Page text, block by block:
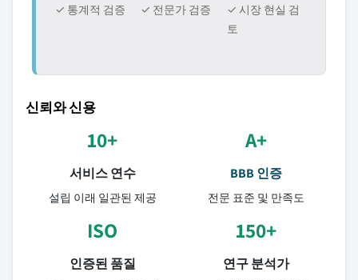
✓ 통계적 검증
✓ 전문가 검증
✓ 시장 현실 검
토
신뢰와 신용
10+
서비스 연수
설립 이래 일관된 제공
A+
BBB 인증
전문 표준 및 만족도
ISO
인증된 품질
150+
연구 분석가